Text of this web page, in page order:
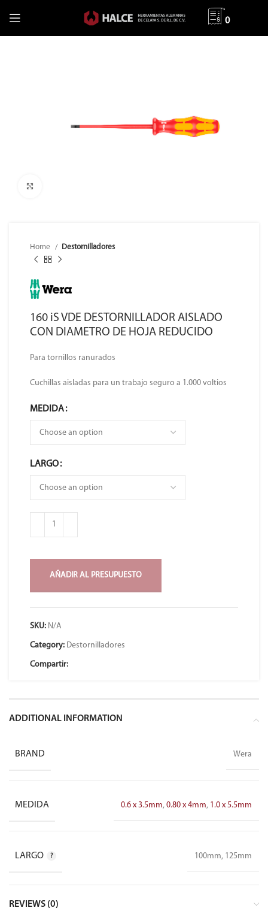
0
Home Destornilladores
160 iS VDE DESTORNILLADOR AISLADO
CON DIAMETRO DE HOJA REDUCIDO
Para tornillos ranurados
Cuchillas aisladas para un trabajo seguro a 1.000 voltios
MEDIDA
LARGO
AÑADIR AL PRESUPUESTO
SKU: N/A
Category: Destornilladores
Compartir:
ADDITIONAL INFORMATION
BRAND Wera
MEDIDA 0.6 x 3.5mm, 0.80 x 4mm, 1.0 x 5.5mm
LARGO 100mm, 125mm
REVIEWS (0)